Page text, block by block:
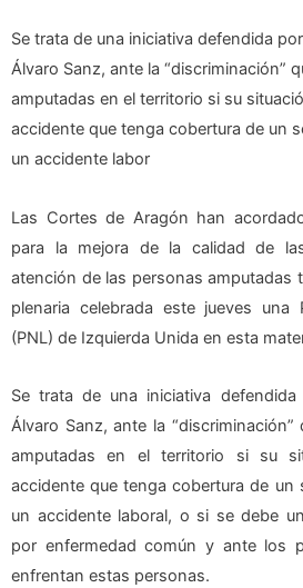
Se trata de una iniciativa defendida
Álvaro Sanz, ante la “discriminación”
amputadas en el territorio si su
accidente que tenga cobertura de un
un accidente labor
Las Cortes de Aragón han
para la mejora de la calidad de
atención de las personas amputadas
plenaria celebrada este jueves
(PNL) de Izquierda Unida en esta
Se trata de una iniciativa
Álvaro Sanz, ante la
amputadas en el territorio si su
accidente que tenga cobertura de un
un accidente laboral, o si se debe
por enfermedad común y ante los
enfrentan estas personas.